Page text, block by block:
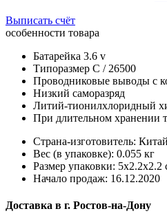
Выписать счёт
особенности товара
Батарейка 3.6 v
Типоразмер C / 26500
Проводниковые выводы с
Низкий саморазряд
Литий-тионилхлоридный
При длительном хранении
Страна-изготовитель: Китай
Вес (в упаковке): 0.055 кг
Размер упаковки: 5x2.2x2.2
Начало продаж: 16.12.2020
Доставка в г. Ростов-на-Дону